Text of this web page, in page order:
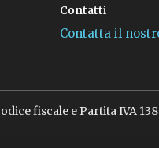
Contatti
Contatta il
fiscale e Partita IVA